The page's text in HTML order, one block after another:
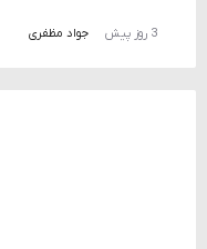
3 روز پیش جواد مظفری